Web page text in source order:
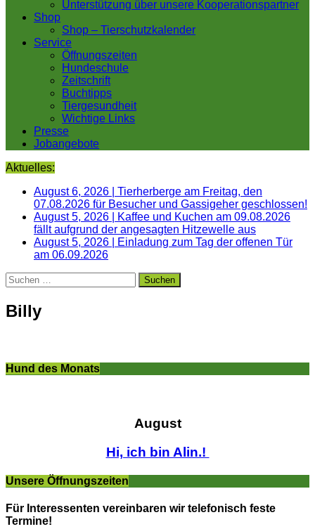
Unterstützung über unsere Kooperationspartner
Shop
Shop – Tierschutzkalender
Service
Öffnungszeiten
Hundeschule
Zeitschrift
Buchtipps
Tiergesundheit
Wichtige Links
Presse
Jobangebote
Aktuelles:
August 6, 2026
Tierherberge am Freitag, den
07.08.2026 für Besucher und Gassigeher geschlossen!
August 5, 2026
Kaffee und Kuchen am 09.08.2026
fällt aufgrund der angesagten Hitzewelle aus
August 5, 2026
Einladung zum Tag der offenen Tür
am 06.09.2026
Suchen
nach:
Billy
Hund des Monats
August
Hi, ich bin Alin.!
Unsere Öffnungszeiten
Für Interessenten vereinbaren wir telefonisch feste
Termine!